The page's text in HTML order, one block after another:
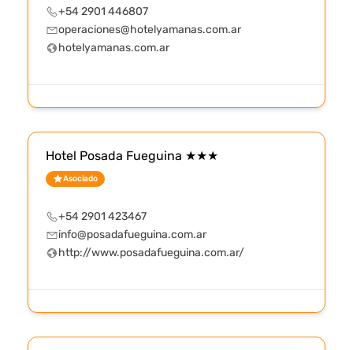
+54 2901 446807
operaciones@hotelyamanas.com.ar
hotelyamanas.com.ar
Hotel Posada Fueguina ★★★
Asociado
+54 2901 423467
info@posadafueguina.com.ar
http://www.posadafueguina.com.ar/